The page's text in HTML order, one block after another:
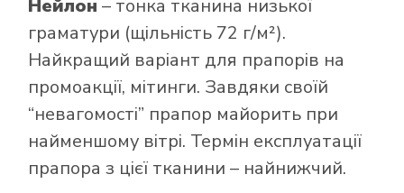
Нейлон – тонка тканина низької
граматури (щільність 72 г/м²).
Найкращий варіант для прапорів на
промоакції, мітинги. Завдяки своїй
“невагомості” прапор майорить при
найменшому вітрі. Термін експлуатації
прапора з цієї тканини – найнижчий.